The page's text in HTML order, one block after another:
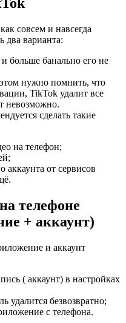
совсем и навсегда
два варианта:
больше банально его не
нужно помнить, что
TikTok удалит все
невозможно.
сделать такие
на телефон;
от сервисов
телефоне
+ аккаунт)
и аккаунт
( аккаунт) в настройках
безвозвратно;
с телефона.